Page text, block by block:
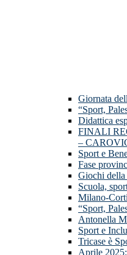
Giornata
“Sport,
Didattica
FINALI
–
Sport e
Fase
Giochi
Scuola,
Milano-
“Sport,
Antonella
Sport e
Tricase è
Aprile